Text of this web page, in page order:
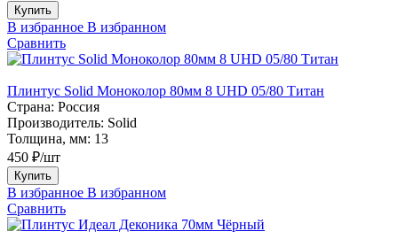
Купить
В избранное В избранном
Сравнить
Плинтус Solid Моноколор 80мм 8 UHD 05/80 Титан
Страна: Россия
Производитель: Solid
Толщина, мм: 13
450 ₽/шт
Купить
В избранное В избранном
Сравнить